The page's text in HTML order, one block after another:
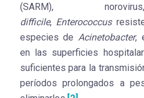
(SARM),
difficile, Enterococcus
especies deAcinetobacter,
en las superficies
suficientes para la
períodos prolongados a